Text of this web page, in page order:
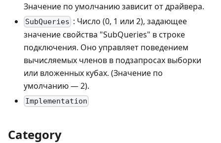
Значение по умолчанию зависит от драйвера.
SubQueries : Число (0, 1 или 2), задающее
значение свойства "SubQueries" в строке
подключения. Оно управляет поведением
вычисляемых членов в подзапросах выборки
или вложенных кубах. (Значение по
умолчанию — 2).
Implementation
Category